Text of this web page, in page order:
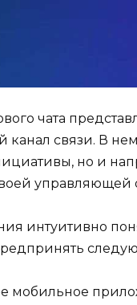
чата
связи. В
но и
управляющей
интуитивно
мобильное